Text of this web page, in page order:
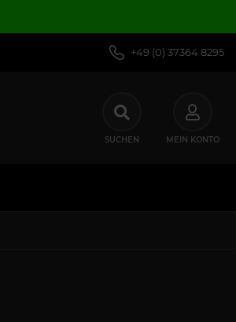
+49 (0) 37364 8295
SUCHEN MEIN KONTO